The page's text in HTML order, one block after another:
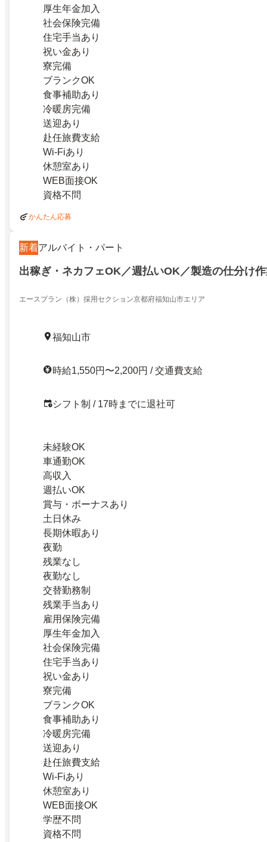
厚生年金加入
社会保険完備
住宅手当あり
祝い金あり
寮完備
ブランクOK
食事補助あり
冷暖房完備
送迎あり
赴任旅費支給
Wi-Fiあり
休憩室あり
WEB面接OK
資格不問
かんたん応募
新着アルバイト・パート
出稼ぎ・ネカフェOK／週払いOK／製造の仕分け
エースプラン（株）採用セクション京都府福知山市エリア
福知山市
時給1,550円〜2,200円 / 交通費支給
シフト制 / 17時までに退社可
未経験OK
車通勤OK
高収入
週払いOK
賞与・ボーナスあり
土日休み
長期休暇あり
夜勤
残業なし
夜勤なし
交替勤務制
残業手当あり
雇用保険完備
厚生年金加入
社会保険完備
住宅手当あり
祝い金あり
寮完備
ブランクOK
食事補助あり
冷暖房完備
送迎あり
赴任旅費支給
Wi-Fiあり
休憩室あり
WEB面接OK
学歴不問
資格不問